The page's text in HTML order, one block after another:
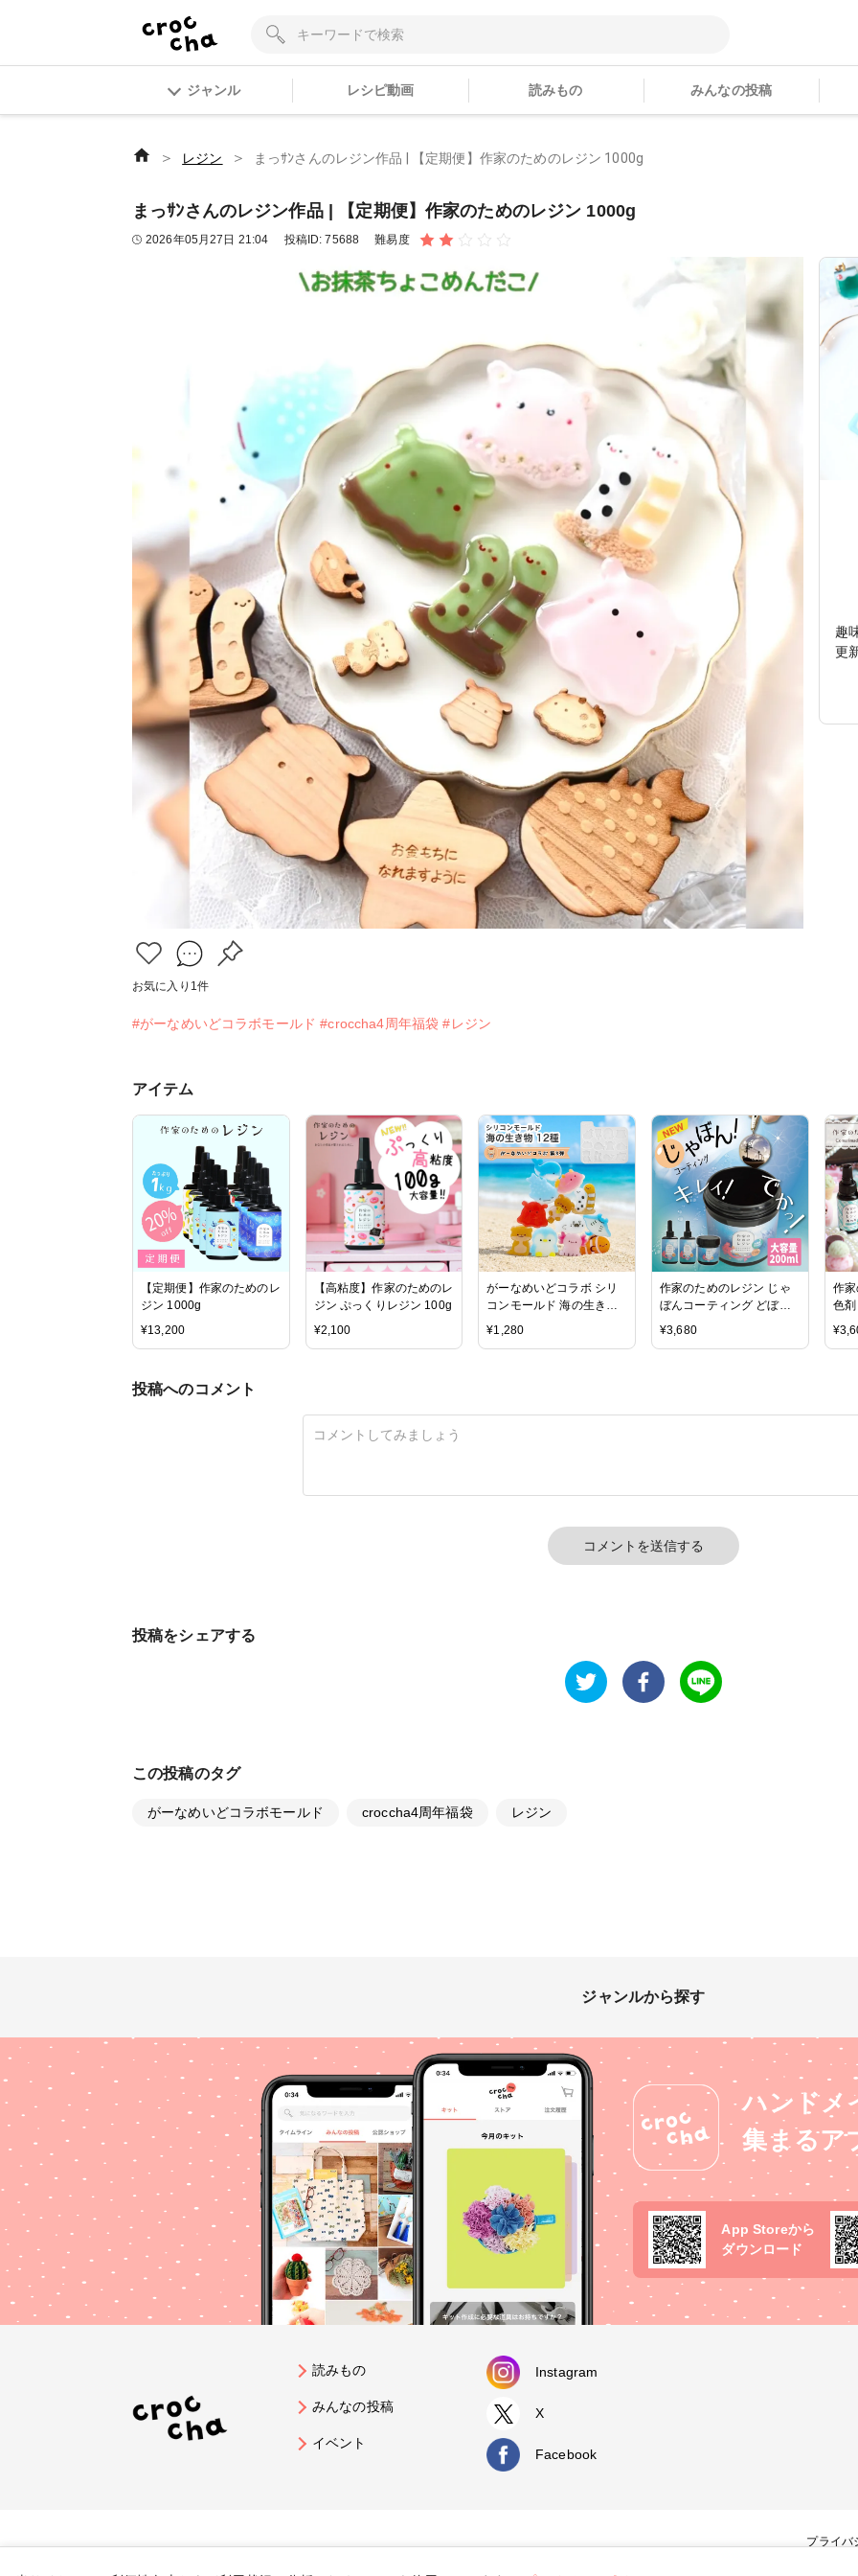
ジャンル レシピ動画 読みもの みんなの投稿
＞ レジン ＞ まっｻﾝさんのレジン作品 | 【定期便】作家のためのレジン 1000g
まっｻﾝさんのレジン作品 | 【定期便】作家のためのレジン 1000g
2026年05月27日 21:04 投稿ID:75688 難易度
お気に入り 1件
#がーなめいどコラボモールド #croccha4周年福袋 #レジン
趣
更
アイテム
【定期便】作家のためのレ
ジン 1000g
¥13,200
【高粘度】作家のためのレ
ジン ぷっくりレジン 100g
¥2,100
がーなめいどコラボ シリ
コンモールド 海の生き物
シリーズ 12種 crocchaオ
リジナル
¥1,280
作家のためのレジン じゃ
ぼんコーティング どぼん
液 200ml 遮光ケース付き
¥3,680
作
色
スイ
¥
投稿へのコメント
コメントを送信する
投稿をシェアする
この投稿のタグ
がーなめいどコラボモールド croccha4周年福袋 レジン
ジャンルから探す
ハンドメ
集まるア
App Storeから
ダウンロード
読みもの
みんなの投稿
イベント
Instagram
X
Facebook
プライバ